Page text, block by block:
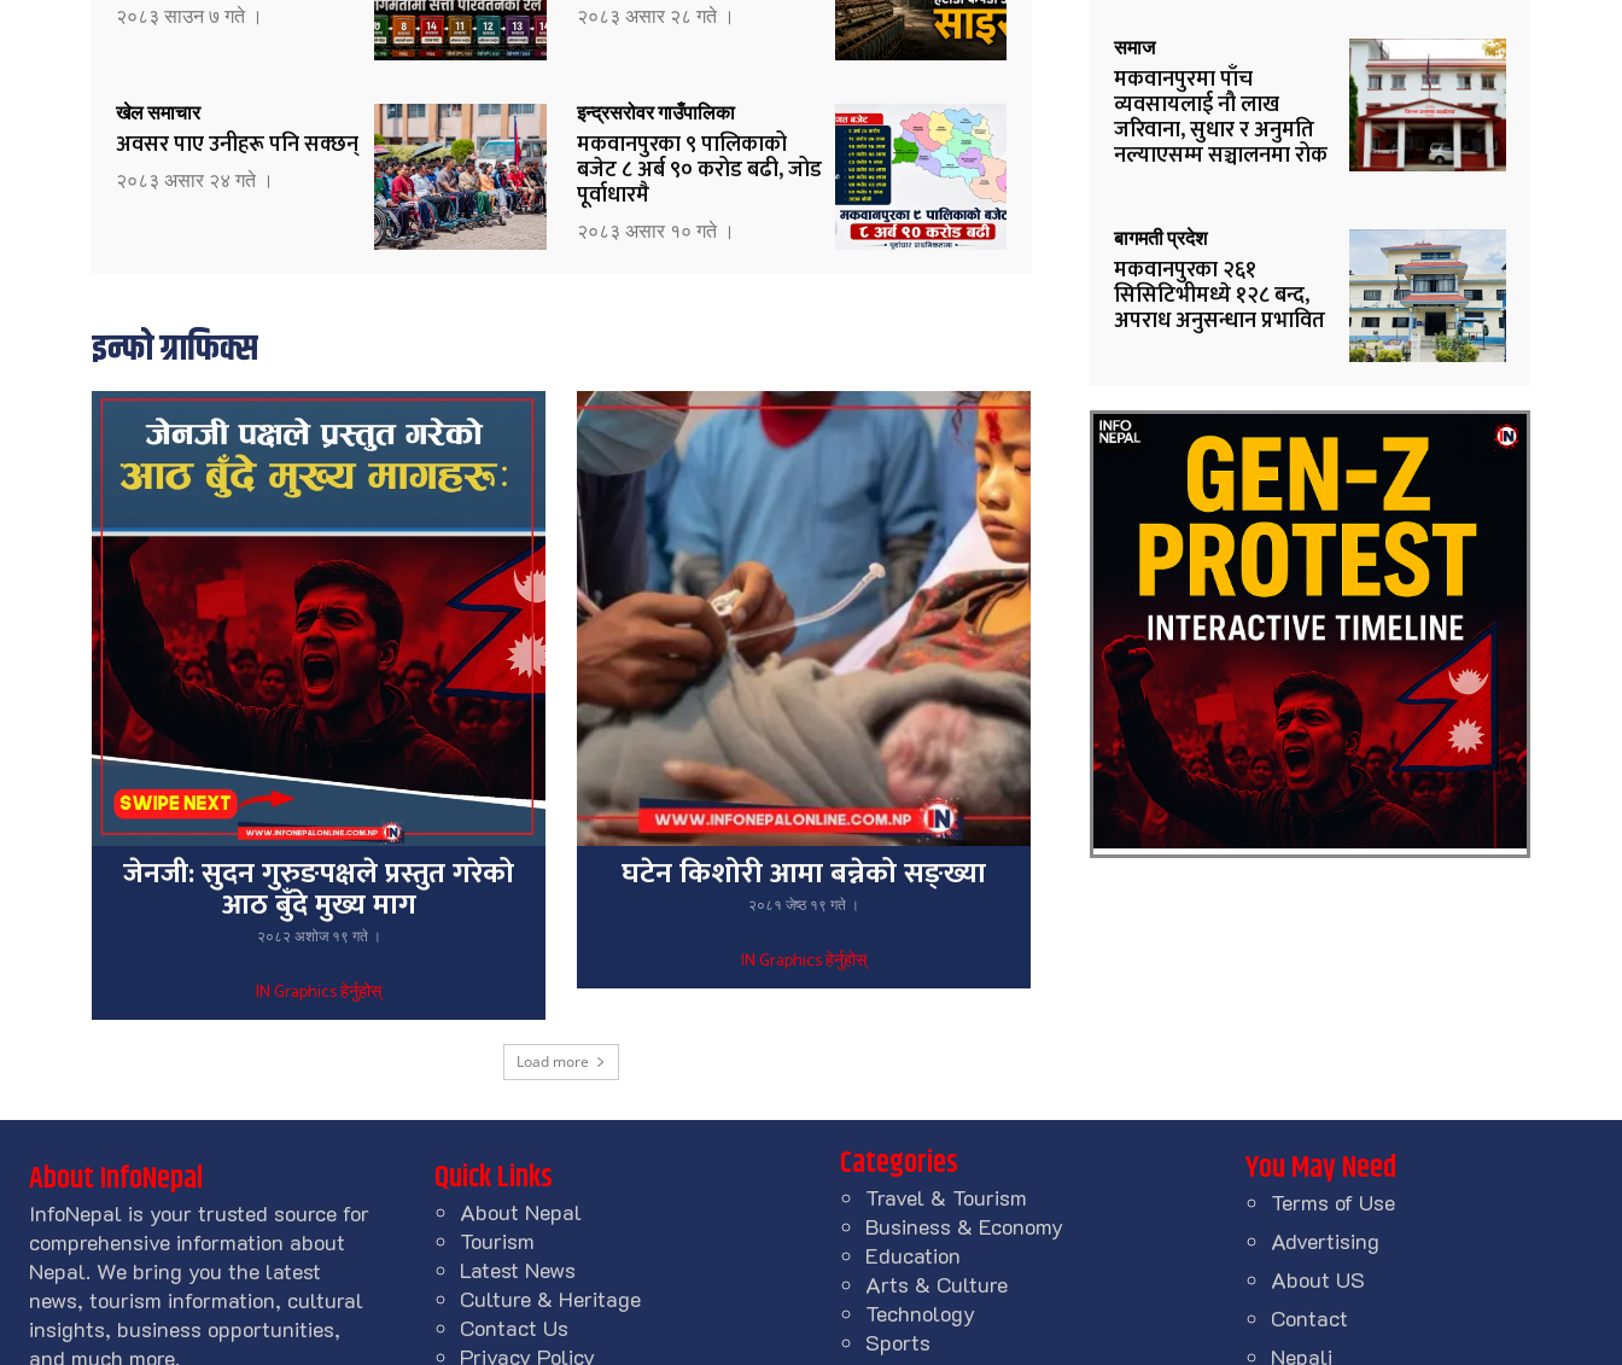
२०८३ साउन ७ गते । २०८३ असार २८ गते ।
खेल समाचार
अवसर पाए उनीहरू पनि सक्छन्
२०८३ असार २४ गते ।
इन्द्रसरोवर गाउँपालिका
मकवानपुरका ९ पालिकाको
बजेट ८ अर्ब ९० करोड बढी, जोड
पूर्वाधारमै
२०८३ असार १० गते ।
इन्फो ग्राफिक्स
जेनजी: सुदन गुरुङपक्षले प्रस्तुत गरेको
आठ बुँदे मुख्य माग
२०८२ अशोज १९ गते ।
IN Graphics हेर्नुहोस्
घटेन किशोरी आमा बन्नेको सङ्ख्या
२०८१ जेष्ठ १९ गते ।
IN Graphics हेर्नुहोस्
Load more
समाज
मकवानपुरमा पाँच
व्यवसायलाई नौ लाख
जरिवाना, सुधार र अनुमति
नल्याएसम्म सञ्चालनमा रोक
बागमती प्रदेश
मकवानपुरका २६१
सिसिटिभीमध्ये १२८ बन्द,
अपराध अनुसन्धान प्रभावित
About InfoNepal
InfoNepal is your trusted source for
comprehensive information about
Nepal. We bring you the latest
news, tourism information, cultural
insights, business opportunities,
and much more.
Quick Links
About Nepal
Tourism
Latest News
Culture & Heritage
Contact Us
Privacy Policy
Categories
Travel & Tourism
Business & Economy
Education
Arts & Culture
Technology
Sports
You May Need
Terms of Use
Advertising
About US
Contact
Nepali